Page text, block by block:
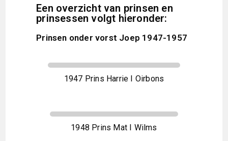
Een overzicht van prinsen en
prinsessen volgt hieronder:
Prinsen onder vorst Joep 1947-1957
1947 Prins Harrie I Oirbons
1948 Prins Mat I Wilms